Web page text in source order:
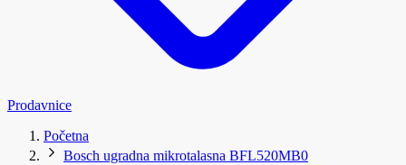
Prodavnice
Početna
Bosch ugradna mikrotalasna BFL520MB0